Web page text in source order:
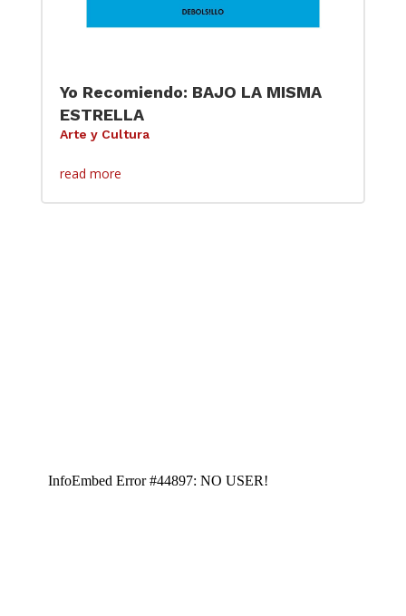
Yo Recomiendo: BAJO LA MISMA
ESTRELLA
Arte y Cultura
read more